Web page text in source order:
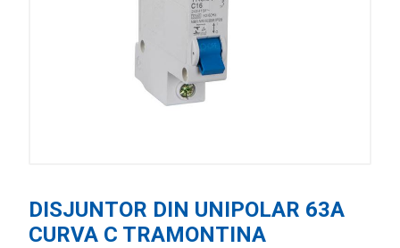
DISJUNTOR DIN UNIPOLAR 63A
CURVA C TRAMONTINA